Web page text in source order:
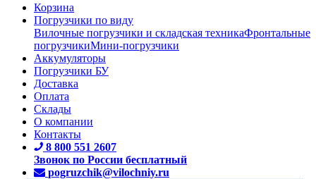
Корзина
Погрузчики по виду
Вилочные погрузчики и складская техникаФронтальные
погрузчикиМини-погрузчики
Аккумуляторы
Погрузчики БУ
Доставка
Оплата
Склады
О компании
Контакты
8 800 551 2607
Звонок по России бесплатный
pogruzchik@vilochniy.ru